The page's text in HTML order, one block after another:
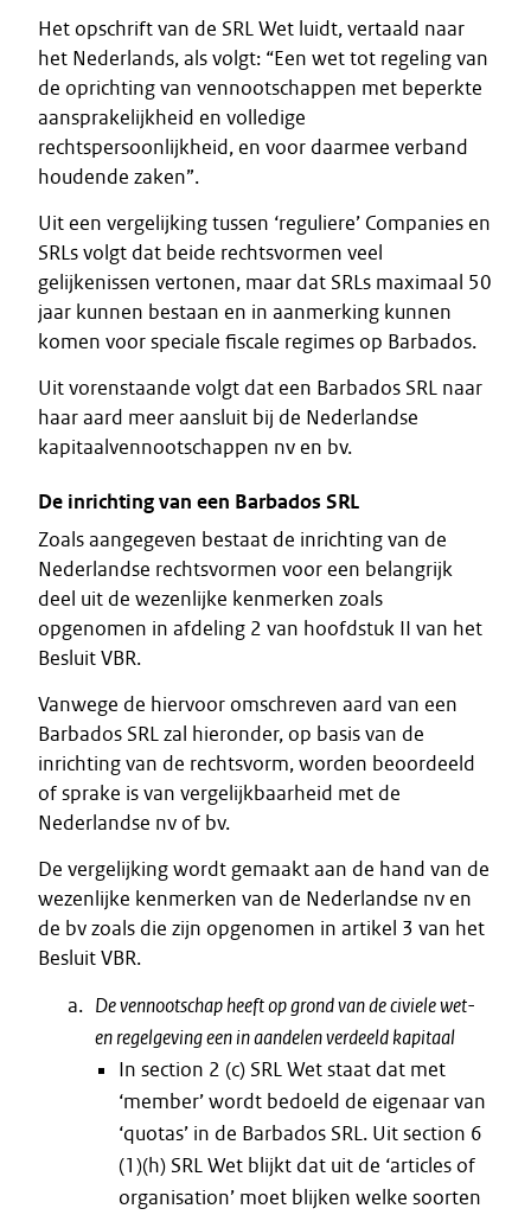
Het opschrift van de SRL Wet luidt, vertaald naar
het Nederlands, als volgt: “Een wet tot regeling van
de oprichting van vennootschappen met beperkte
aansprakelijkheid en volledige
rechtspersoonlijkheid, en voor daarmee verband
houdende zaken”.
Uit een vergelijking tussen ‘reguliere’ Companies en
SRLs volgt dat beide rechtsvormen veel
gelijkenissen vertonen, maar dat SRLs maximaal 50
jaar kunnen bestaan en in aanmerking kunnen
komen voor speciale fiscale regimes op Barbados.
Uit vorenstaande volgt dat een Barbados SRL naar
haar aard meer aansluit bij de Nederlandse
kapitaalvennootschappen nv en bv.
De inrichting van een Barbados SRL
Zoals aangegeven bestaat de inrichting van de
Nederlandse rechtsvormen voor een belangrijk
deel uit de wezenlijke kenmerken zoals
opgenomen in afdeling 2 van hoofdstuk II van het
Besluit VBR.
Vanwege de hiervoor omschreven aard van een
Barbados SRL zal hieronder, op basis van de
inrichting van de rechtsvorm, worden beoordeeld
of sprake is van vergelijkbaarheid met de
Nederlandse nv of bv.
De vergelijking wordt gemaakt aan de hand van de
wezenlijke kenmerken van de Nederlandse nv en
de bv zoals die zijn opgenomen in artikel 3 van het
Besluit VBR.
De vennootschap heeft op grond van de civiele wet-
en regelgeving een in aandelen verdeeld kapitaal
In section 2 (c) SRL Wet staat dat met
‘member’ wordt bedoeld de eigenaar van
‘quotas’ in de Barbados SRL. Uit section 6
(1)(h) SRL Wet blijkt dat uit de ‘articles of
organisation’ moet blijken welke soorten